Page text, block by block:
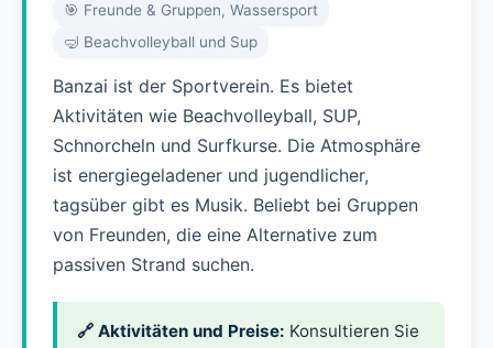
🎯 Freunde & Gruppen, Wassersport
🤿 Beachvolleyball und Sup
Banzai ist der Sportverein. Es bietet
Aktivitäten wie Beachvolleyball, SUP,
Schnorcheln und Surfkurse. Die Atmosphäre
ist energiegeladener und jugendlicher,
tagsüber gibt es Musik. Beliebt bei Gruppen
von Freunden, die eine Alternative zum
passiven Strand suchen.
🔗 Aktivitäten und Preise: Konsultieren Sie